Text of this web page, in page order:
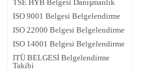
TSE HYB Belgesi Danışmanlık
ISO 9001 Belgesi Belgelendirme
ISO 22000 Belgesi Belgelendirme
ISO 14001 Belgesi Belgelendirme
ITÜ BELGESİ Belgelendirme
Takibi